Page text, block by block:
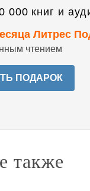
000 книг и
Литрес
чтением
ПОДАРОК
также